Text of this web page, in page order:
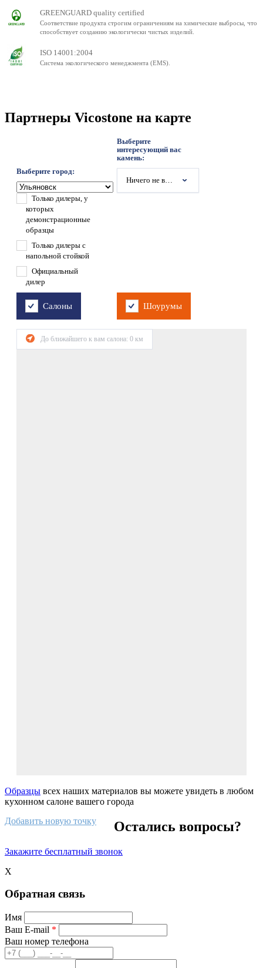
GREENGUARD quality certified
Соответствие продукта строгим ограничениям на химические выбросы, что
способствует созданию экологически чистых изделий.
ISO 14001:2004
Система экологического менеджмента (EMS).
Партнеры Vicostone на карте
Выберите город:
Выберите
интересующий вас
камень:
Ничего не выбрано
Только дилеры, у
которых
демонстрационные
образцы
Только дилеры с
напольной стойкой
Официальный
дилер
Салоны Шоурумы
До ближайшего к вам салона: 0 км
Образцы всех наших материалов вы можете увидеть в любом
кухонном салоне вашего города
Добавить новую точку
Остались вопросы?
Закажите бесплатный звонок
X
Обратная связь
Имя
Ваш E-mail *
Ваш номер телефона